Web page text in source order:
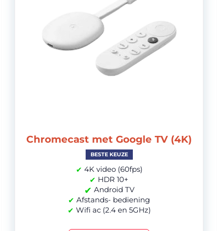
Chromecast met Google TV (4K)
BESTE KEUZE
✔ 4K video (60fps)
✔ HDR 10+
✔ Android TV
✔ Afstands- bediening
✔ Wifi ac (2.4 en 5GHz)